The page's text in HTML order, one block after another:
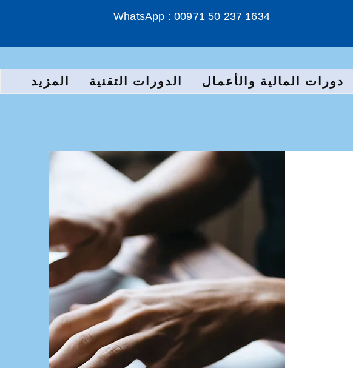
WhatsApp : 00971 50 237 1634
دورات المالية والأعمال الدورات التقنية المزيد